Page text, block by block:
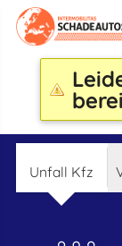
Unfall Kfz